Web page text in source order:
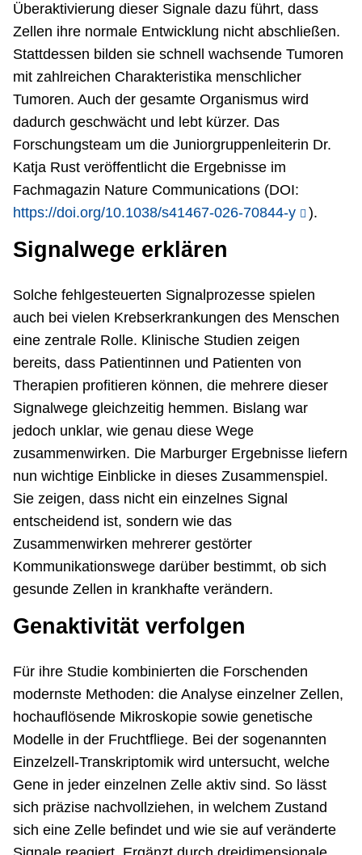
Überaktivierung dieser Signale dazu führt, dass
Zellen ihre normale Entwicklung nicht abschließen.
Stattdessen bilden sie schnell wachsende Tumoren
mit zahlreichen Charakteristika menschlicher
Tumoren. Auch der gesamte Organismus wird
dadurch geschwächt und lebt kürzer. Das
Forschungsteam um die Juniorgruppenleiterin Dr.
Katja Rust veröffentlicht die Ergebnisse im
Fachmagazin Nature Communications (DOI:
https://doi.org/10.1038/s41467-026-70844-y
).
Signalwege erklären
Solche fehlgesteuerten Signalprozesse spielen
auch bei vielen Krebserkrankungen des Menschen
eine zentrale Rolle. Klinische Studien zeigen
bereits, dass Patientinnen und Patienten von
Therapien profitieren können, die mehrere dieser
Signalwege gleichzeitig hemmen. Bislang war
jedoch unklar, wie genau diese Wege
zusammenwirken. Die Marburger Ergebnisse liefern
nun wichtige Einblicke in dieses Zusammenspiel.
Sie zeigen, dass nicht ein einzelnes Signal
entscheidend ist, sondern wie das
Zusammenwirken mehrerer gestörter
Kommunikationswege darüber bestimmt, ob sich
gesunde Zellen in krankhafte verändern.
Genaktivität verfolgen
Für ihre Studie kombinierten die Forschenden
modernste Methoden: die Analyse einzelner Zellen,
hochauflösende Mikroskopie sowie genetische
Modelle in der Fruchtfliege. Bei der sogenannten
Einzelzell-Transkriptomik wird untersucht, welche
Gene in jeder einzelnen Zelle aktiv sind. So lässt
sich präzise nachvollziehen, in welchem Zustand
sich eine Zelle befindet und wie sie auf veränderte